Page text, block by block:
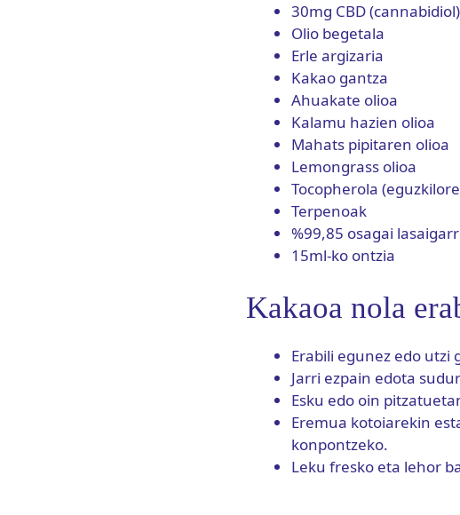
30mg CBD (cannabidiol)
Olio begetala
Erle argizaria
Kakao gantza
Ahuakate olioa
Kalamu hazien olioa
Mahats pipitaren olioa
Lemongrass olioa
Tocopherola
Terpenoak
%99,85 osagai
15ml-ko ontzia
Kakaoa nola
Erabili egunez edo utzi
Jarri ezpain edota
Esku edo oin
Eremua kotoiarekin
konpontzeko.
Leku fresko eta lehor